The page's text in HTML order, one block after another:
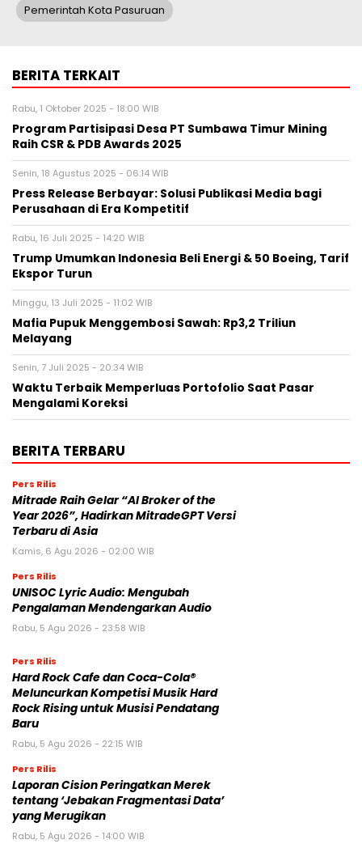
Pemerintah Kota Pasuruan
BERITA TERKAIT
Rabu, 1 Oktober 2025 - 18:00 WIB
Program Partisipasi Desa PT Sumbawa Timur Mining
Raih CSR & PDB Awards 2025
Senin, 18 Agustus 2025 - 06:14 WIB
Press Release Berbayar: Solusi Publikasi Media bagi
Perusahaan di Era Kompetitif
Rabu, 16 Juli 2025 - 14:20 WIB
Trump Umumkan Indonesia Beli Energi & 50 Boeing, Tarif
Ekspor Turun
Minggu, 13 Juli 2025 - 11:02 WIB
Mafia Pupuk Menggembosi Sawah: Rp3,2 Triliun
Melayang
Senin, 7 Juli 2025 - 20:34 WIB
Waktu Terbaik Memperluas Portofolio Saat Pasar
Mengalami Koreksi
BERITA TERBARU
Pers Rilis
Mitrade Raih Gelar “AI Broker of the
Year 2026”, Hadirkan MitradeGPT Versi
Terbaru di Asia
Kamis, 6 Agu 2026 - 02:00 WIB
Pers Rilis
UNISOC Lyric Audio: Mengubah
Pengalaman Mendengarkan Audio
Rabu, 5 Agu 2026 - 23:58 WIB
Pers Rilis
Hard Rock Cafe dan Coca-Cola®
Meluncurkan Kompetisi Musik Hard
Rock Rising untuk Musisi Pendatang
Baru
Rabu, 5 Agu 2026 - 22:15 WIB
Pers Rilis
Laporan Cision Peringatkan Merek
tentang ‘Jebakan Fragmentasi Data’
yang Merugikan
Rabu, 5 Agu 2026 - 14:00 WIB